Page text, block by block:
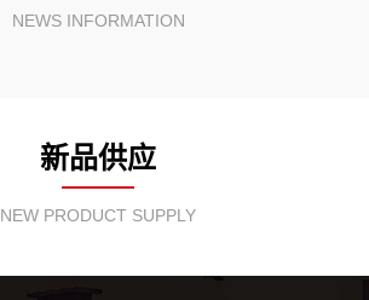
NEWS INFORMATION
新品供应
NEW PRODUCT SUPPLY